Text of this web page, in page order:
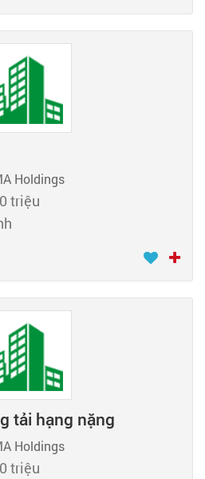
Holdings
triệu
tải hạng nặng
Holdings
triệu